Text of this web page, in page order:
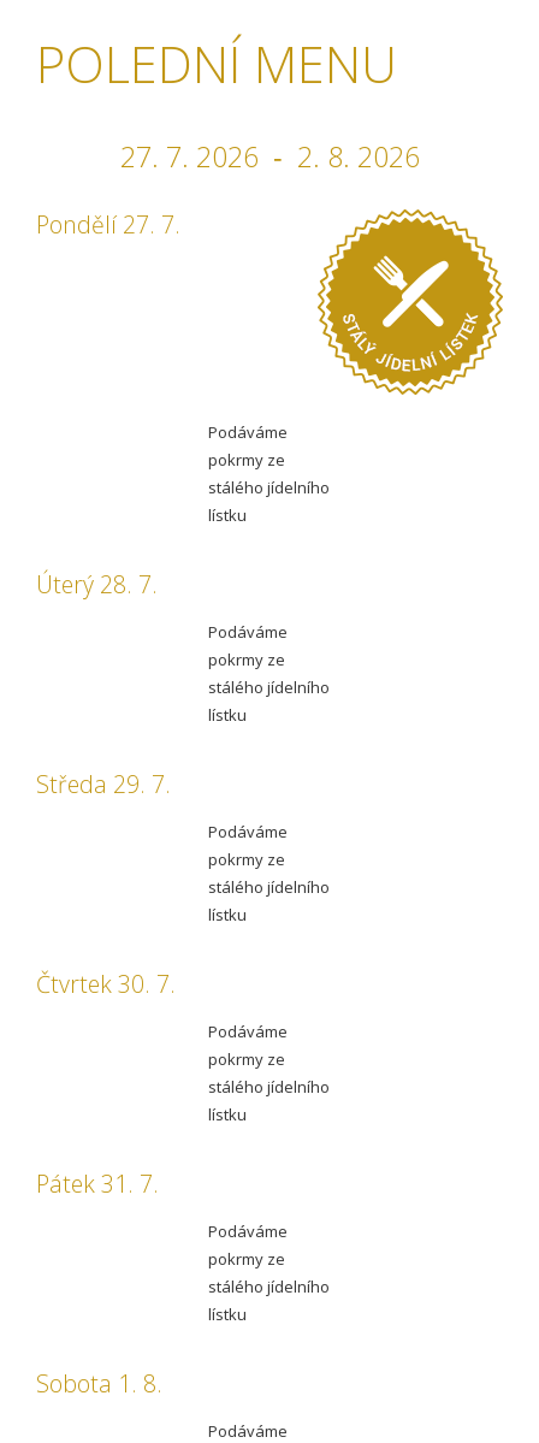
POLEDNÍ MENU
27. 7. 2026 ‐ 2. 8. 2026
Pondělí 27. 7.
Podáváme
pokrmy ze
stálého jídelního
lístku
Úterý 28. 7.
Podáváme
pokrmy ze
stálého jídelního
lístku
Středa 29. 7.
Podáváme
pokrmy ze
stálého jídelního
lístku
Čtvrtek 30. 7.
Podáváme
pokrmy ze
stálého jídelního
lístku
Pátek 31. 7.
Podáváme
pokrmy ze
stálého jídelního
lístku
Sobota 1. 8.
Podáváme